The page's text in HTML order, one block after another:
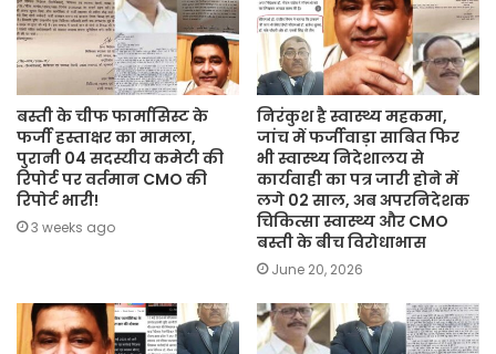
बस्ती के चीफ फार्मासिस्ट के
फर्जी हस्ताक्षर का मामला,
पुरानी 04 सदस्यीय कमेटी की
रिपोर्ट पर वर्तमान CMO की
रिपोर्ट भारी!
3 weeks ago
निरंकुश है स्वास्थ्य महकमा,
जांच में फर्जीवाड़ा साबित फिर
भी स्वास्थ्य निदेशालय से
कार्यवाही का पत्र जारी होने में
लगे 02 साल, अब अपरनिदेशक
चिकित्सा स्वास्थ्य और CMO
बस्ती के बीच विरोधाभास
June 20, 2026